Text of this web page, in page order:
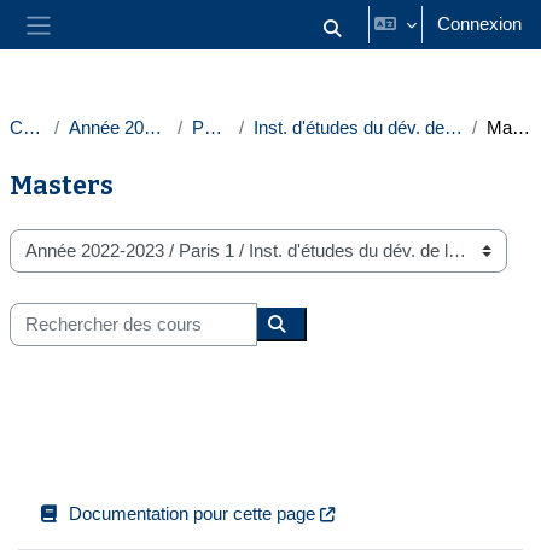
Panneau latéral Activer/désactiver la saisie
Connexion
Cours Année 2022-2023 Paris 1 Inst. d'études du dév. de la Sorbonne Masters
Masters
Catégories de cours
Rechercher des cours
Documentation pour cette page